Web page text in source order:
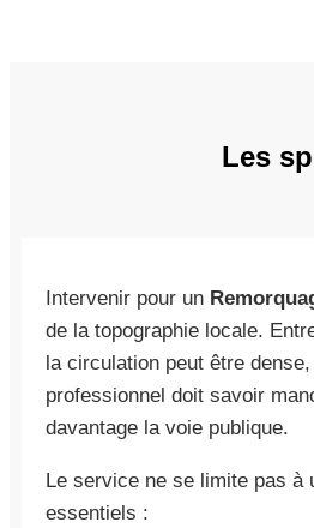
Les
Intervenir pour un
de la topographie locale.
la circulation peut être
professionnel doit savoir
davantage la voie publique.
Le service ne se limite pas à
essentiels :